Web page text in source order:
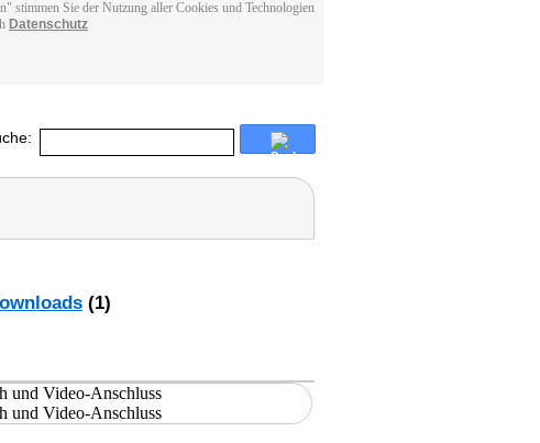
stimmen Sie der Nutzung aller Cookies und Technologien
Datenschutz
(1)